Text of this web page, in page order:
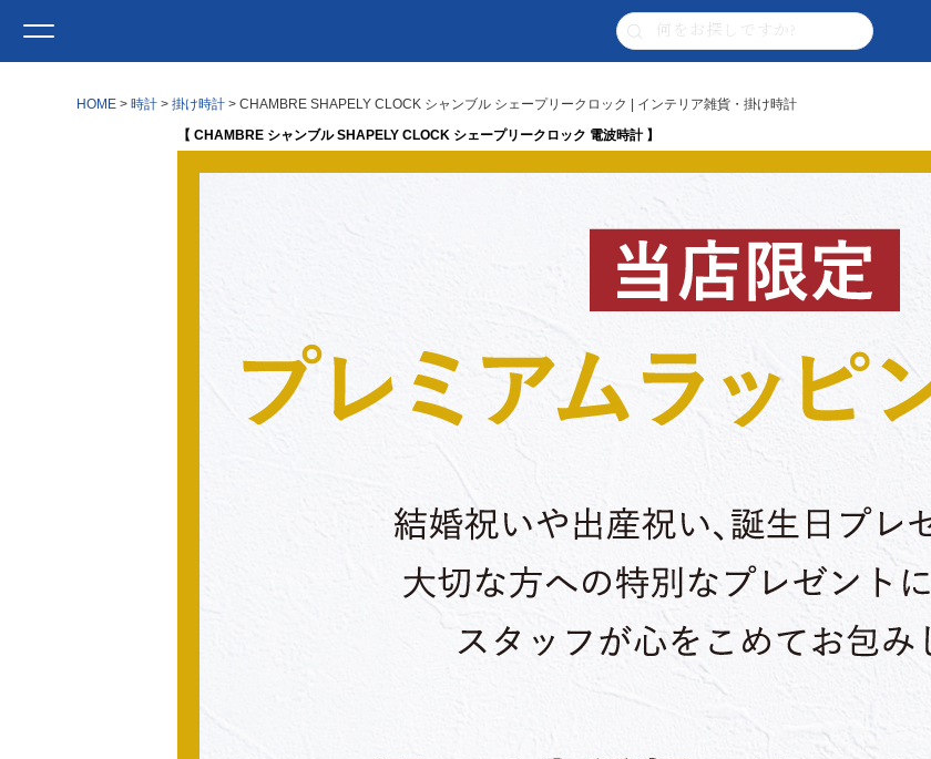
HOME 時計 掛け時計
CHAMBRE SHAPELY CLOCK シャンブル シェープリークロック | インテリア雑貨・掛け時計
【 CHAMBRE シャンブル SHAPELY CLOCK シェープリークロック 電波時計 】